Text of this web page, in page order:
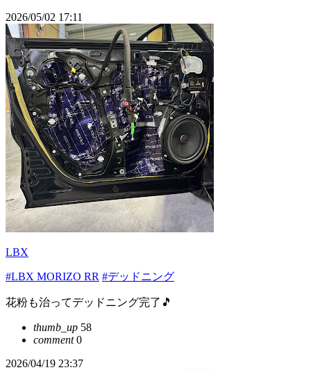
2026/05/02 17:11
LBX
#LBX MORIZO RR #デッドニング
花粉も治ってデッドニング完了🎵
thumb_up 58
comment0
2026/04/19 23:37